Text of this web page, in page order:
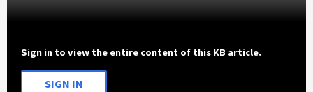
Sign in to view the entire content of this KB article.
SIGN IN